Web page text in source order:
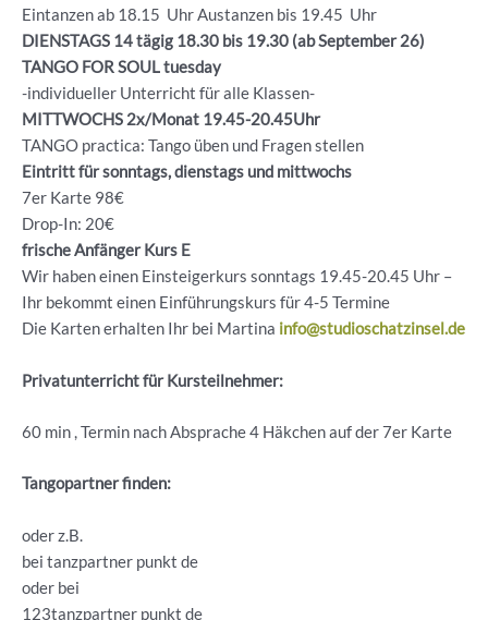
Eintanzen ab 18.15 Uhr Austanzen bis 19.45 Uhr
DIENSTAGS 14 tägig 18.30 bis 19.30 (ab September 26)
TANGO FOR SOUL tuesday
-individueller Unterricht für alle Klassen-
MITTWOCHS 2x/Monat 19.45-20.45Uhr
TANGO practica: Tango üben und Fragen stellen
Eintritt für sonntags, dienstags und mittwochs
7er Karte 98€
Drop-In: 20€
frische Anfänger Kurs E
Wir haben einen Einsteigerkurs sonntags 19.45-20.45 Uhr –
Ihr bekommt einen Einführungskurs für 4-5 Termine
Die Karten erhalten Ihr bei Martina info@studioschatzinsel.de
Privatunterricht für Kursteilnehmer:
60 min , Termin nach Absprache 4 Häkchen auf der 7er Karte
Tangopartner finden:
oder z.B.
bei tanzpartner punkt de
oder bei
123tanzpartner punkt de